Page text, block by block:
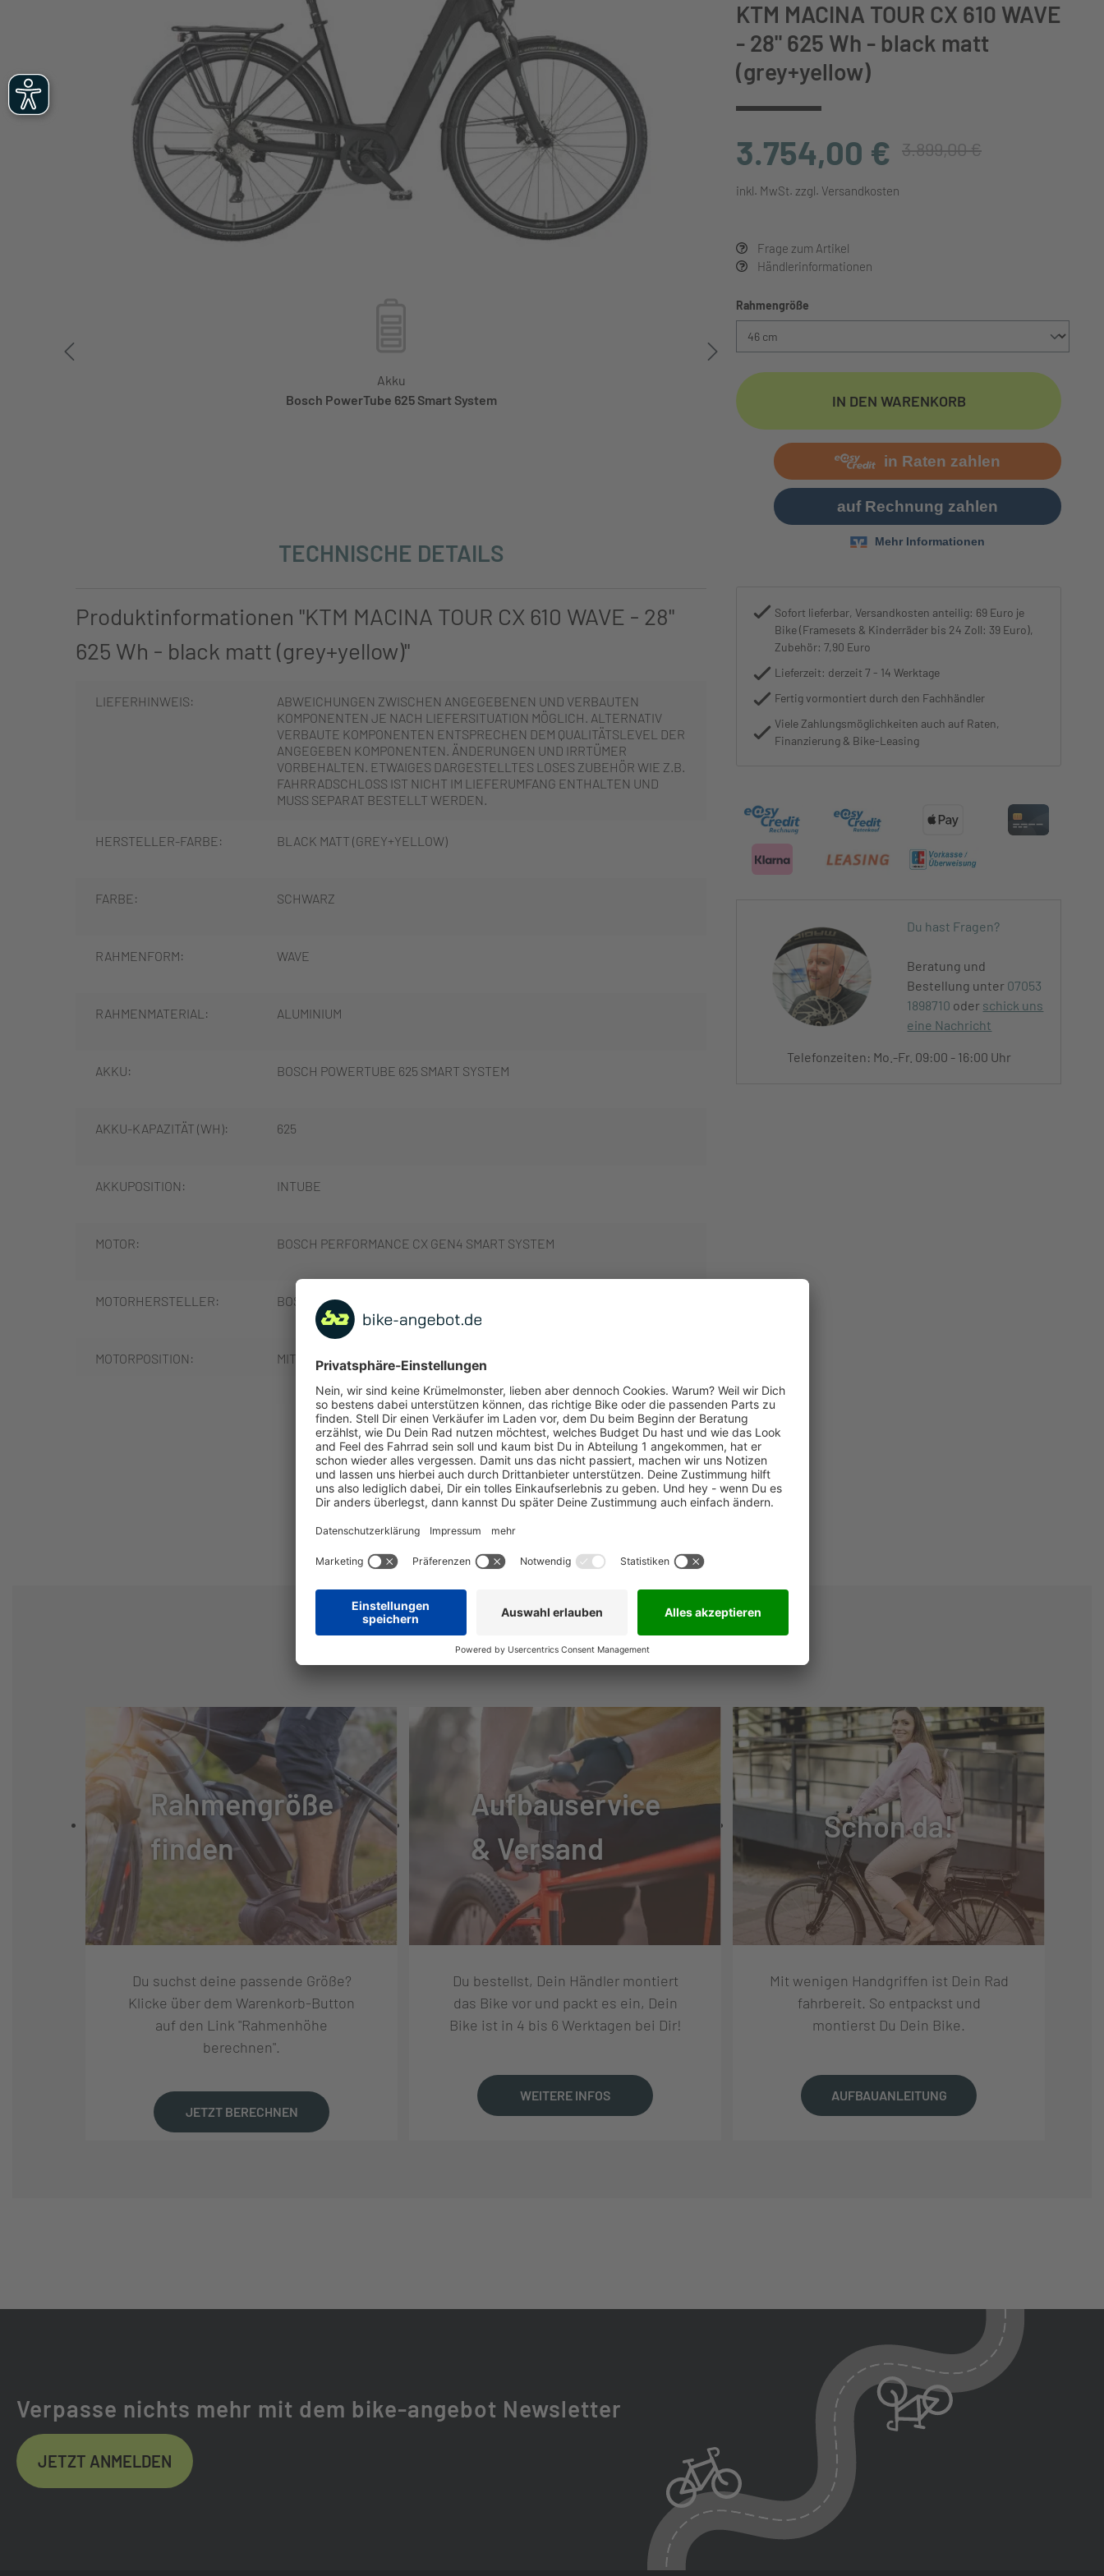
Akku
Bosch PowerTube 625 Smart System
Motor
Bosch Performance CX Gen4
KTM MACINA TOUR CX 610 WAVE
- 28" 625 Wh - black matt
(grey+yellow)
3.754,00 € 3.899,00 €
inkl. MwSt. zzgl. Versandkosten
Frage zum Artikel
Händlerinformationen
Rahmengröße
IN DEN WARENKORB
Sofort lieferbar, Versandkosten anteilig: 69 Euro je
Bike (Framesets & Kinderräder bis 24 Zoll: 39 Euro),
Zubehör: 7,90 Euro
Lieferzeit: derzeit 7 - 14 Werktage
Fertig vormontiert durch den Fachhändler
Viele Zahlungsmöglichkeiten auch auf Raten,
Finanzierung & Bike-Leasing
Du hast Fragen?
Beratung und
Bestellung unter 07053
1898710 oder schick uns
eine Nachricht
Telefonzeiten: Mo.-Fr. 09:00 - 16:00 Uhr
TECHNISCHE DETAILS
Produktinformationen "KTM MACINA TOUR CX 610 WAVE - 28"
625 Wh - black matt (grey+yellow)"
LIEFERHINWEIS:
ABWEICHUNGEN ZWISCHEN ANGEGEBENEN UND VERBAUTEN
KOMPONENTEN JE NACH LIEFERSITUATION MÖGLICH. ALTERNATIV
VERBAUTE KOMPONENTEN ENTSPRECHEN DEM QUALITÄTSLEVEL DER
ANGEGEBEN KOMPONENTEN. ÄNDERUNGEN UND IRRTÜMER
VORBEHALTEN. ETWAIGES DARGESTELLTES LOSES ZUBEHÖR WIE Z.B.
FAHRRADSCHLOSS IST NICHT IM LIEFERUMFANG ENTHALTEN UND
MUSS SEPARAT BESTELLT WERDEN.
HERSTELLER-FARBE: BLACK MATT (GREY+YELLOW)
FARBE: SCHWARZ
RAHMENFORM: WAVE
RAHMENMATERIAL: ALUMINIUM
AKKU: BOSCH POWERTUBE 625 SMART SYSTEM
AKKU-KAPAZITÄT (WH): 625
AKKUPOSITION: INTUBE
MOTOR: BOSCH PERFORMANCE CX GEN4 SMART SYSTEM
MOTORHERSTELLER: BOSCH
MOTORPOSITION: MITTELMOTOR
BOSCH LED REMOTE / INTUVIA 100 LCD DISPLAY SMART SYSTEM
SCHEIBENBREMSE
SHIMANO MT200 / MT200 2-PISTON
RÜCKTRITT/FREILAUF: FREILAUF
SCHALTUNGSTYP: KETTENSCHALTUNG
SCHALTUNGSHERSTELLE
SHIMANO
SCHALTUNG: SHIMANO DEORE M4120-10 SGS SHADOW
SCHALTHEBEL: SHIMANO DEORE M4100-10 DISPLAY
10
KURBELSATZ: KTM E-COMP ISIS 170MM Q16
MEHR ANZEIGEN
NÜTZLICHE INFOS
Rahmengröße
finden
Du suchst deine passende Größe?
Klicke über dem Warenkorb-Button
auf den Link "Rahmenhöhe
berechnen".
JETZT BERECHNEN
Aufbauservice
& Versand
Du bestellst, Dein Händler montiert
das Bike vor und packt es ein, Dein
Bike ist in 4 bis 6 Werktagen bei Dir!
WEITERE INFOS
Schon da!
Mit wenigen Handgriffen ist Dein Rad
fahrbereit. So entpackst und
montierst Du Dein Bike.
AUFBAUANLEITUNG
Verpasse nichts mehr mit dem bike-angebot Newsletter
JETZT ANMELDEN